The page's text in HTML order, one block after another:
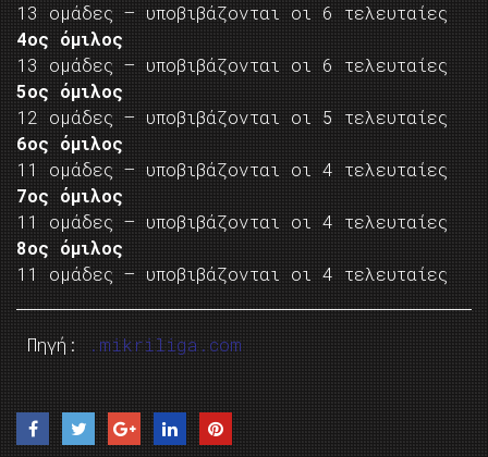
13 ομάδες – υποβιβάζονται οι 6 τελευταίες
4ος όμιλος
13 ομάδες – υποβιβάζονται οι 6 τελευταίες
5ος όμιλος
12 ομάδες – υποβιβάζονται οι 5 τελευταίες
6ος όμιλος
11 ομάδες – υποβιβάζονται οι 4 τελευταίες
7ος όμιλος
11 ομάδες – υποβιβάζονται οι 4 τελευταίες
8ος όμιλος
11 ομάδες – υποβιβάζονται οι 4 τελευταίες
Πηγή: .mikriliga.com